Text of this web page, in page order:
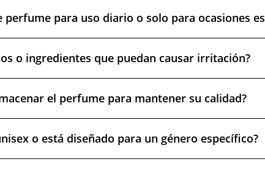
perfume para uso diario o solo para ocasiones
o ingredientes que puedan causar irritación?
el perfume para mantener su calidad?
o está diseñado para un género específico?